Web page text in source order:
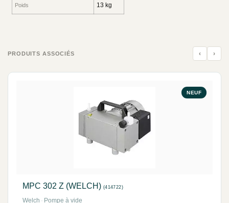
Poids 13 kg
PRODUITS ASSOCIÉS ‹ ›
NEUF
MPC 302 Z (WELCH) (414722)
Welch · Pompe à vide